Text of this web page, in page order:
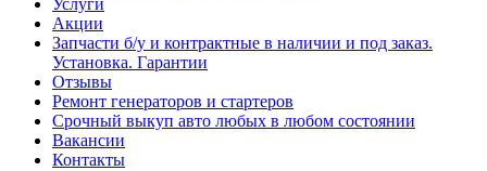
Услуги
Акции
Запчасти б/у и контрактные в наличии и под заказ.
Установка. Гарантии
Отзывы
Ремонт генераторов и стартеров
Cрочный выкуп авто любых в любом состоянии
Вакансии
Контакты